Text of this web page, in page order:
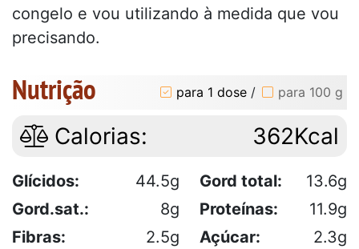
congelo e vou utilizando à medida que vou
precisando.
Nutrição para 1 dose / para 100 g
Calorias: 362Kcal
Glícidos: 44.5g Gord total:
13.6g
Gord.sat.:
8g Proteínas:
11.9g
Fibras:
2.5g Açúcar:
2.3g